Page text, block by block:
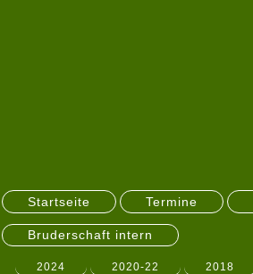
Startseite Termine
Bruderschaft intern
2024 2020-22 2018